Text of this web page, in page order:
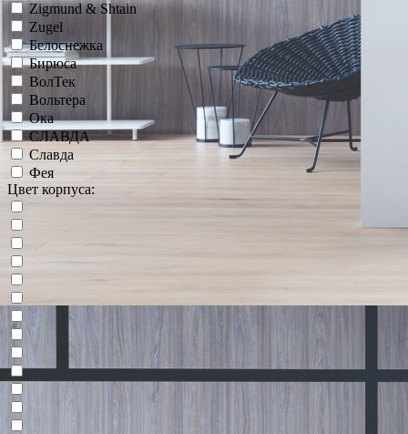
Zigmund & Shtain
Zugel
Белоснежка
Бирюса
ВолТек
Вольтера
Ока
СЛАВДА
Славда
Фея
Цвет корпуса: